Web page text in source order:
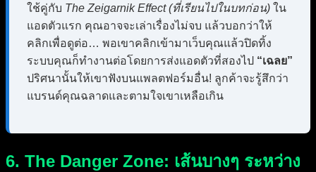
ใช้คู่กับ The Zeigarnik Effect (ที่เรียนไปในบทก่อน) ใน
แอดตัวแรก คุณอาจจะเล่าเรื่องไม่จบ แล้วบอกว่าให้
คลิกเพื่อดูต่อ… พอเขาคลิกเข้ามาเว็บคุณแล้วปิดทิ้ง
ระบบคุณก็ทำงานต่อโดยการส่งแอดตัวที่สองไป “เฉลย”
ปริศนานั้นให้เขาฟังบนแพลตฟอร์มอื่น! ลูกค้าจะรู้สึกว่า
แบรนด์คุณฉลาดและตามใจเขาเหลือเกิน
6. The Danger Zone: เส้นบางๆ ระหว่าง